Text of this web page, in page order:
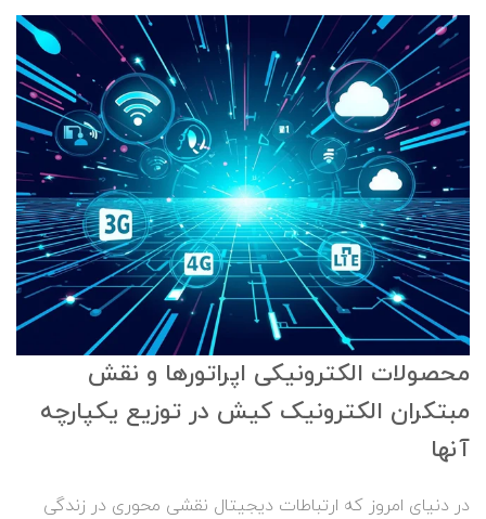
محصولات الکترونیکی اپراتورها و نقش
مبتکران الکترونیک کیش در توزیع یکپارچه
آنها
در دنیای امروز که ارتباطات دیجیتال نقشی محوری در زندگی